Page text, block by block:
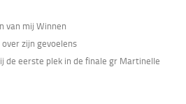
van mij Winnen
zijn gevoelens
de eerste plek in de finale gr Martinelle